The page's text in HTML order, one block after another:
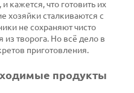
кажется, что готовить их
хозяйки сталкиваются с
не сохраняют чисто
из творога. Но всё дело в
приготовления.
продукты